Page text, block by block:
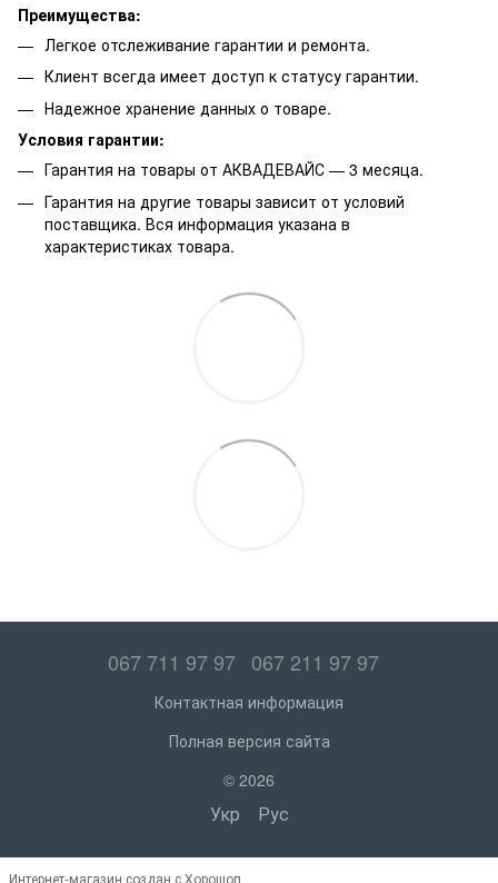
Преимущества:
Легкое отслеживание гарантии и ремонта.
Клиент всегда имеет доступ к статусу гарантии.
Надежное хранение данных о товаре.
Условия гарантии:
Гарантия на товары от АКВАДЕВАЙС — 3 месяца.
Гарантия на другие товары зависит от условий
поставщика. Вся информация указана в
характеристиках товара.
067 711 97 97 067 211 97 97
Контактная информация
Полная версия сайта
© 2026
Укр Рус
Интернет-магазин создан с Хорошоп